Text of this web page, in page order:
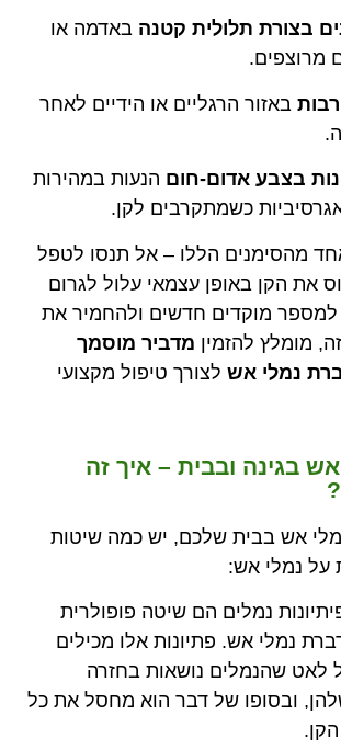
בצורת תלולית קטנה באדמה או
מרוצפים.
באזור הרגליים או הידיים לאחר
בצבע אדום-חום הנעות במהירות
כשמתקרבים לקן.
מהסימנים הללו – אל תנסו לטפל
את הקן באופן עצמאי עלול לגרום
למספר מוקדים חדשים ולהחמיר את
מומלץ להזמין מדביר מוסמך
נמלי אש לצורך טיפול מקצועי
בגינה ובבית – איך זה
אש בבית שלכם, יש כמה שיטות
על נמלי אש:
נמלים הם שיטה פופולרית
נמלי אש. פתיונות אלו מכילים
לאט שהנמלים נושאות בחזרה
ובסופו של דבר הוא מחסל את כל